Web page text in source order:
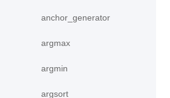
anchor_generator
argmax
argmin
argsort